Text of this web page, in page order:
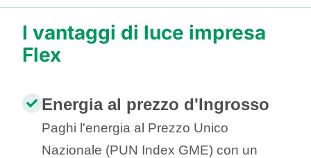
I vantaggi di luce impresa
Flex
Energia al prezzo d'Ingrosso
Paghi l'energia al Prezzo Unico
Nazionale (PUN Index GME) con un